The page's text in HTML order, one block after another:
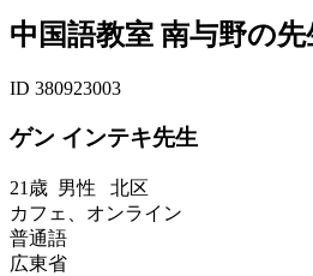
中国語教室 南与野の先
ID 380923003
ゲン インテキ先生
21歳 男性 北区
カフェ、オンライン
普通語
広東省